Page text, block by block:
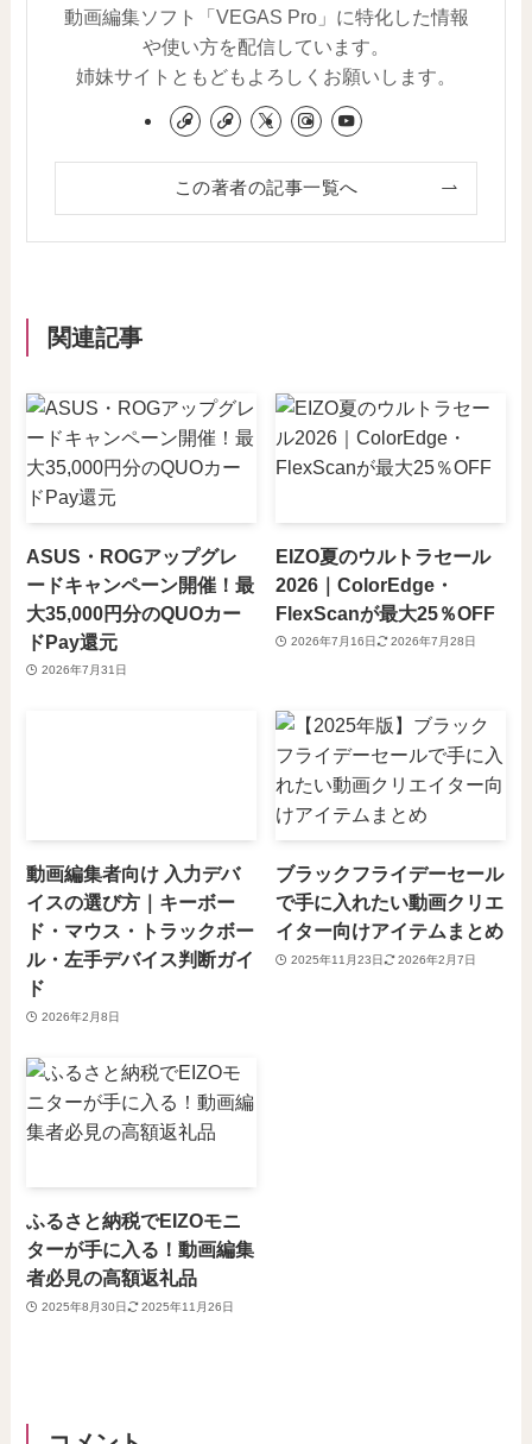
動画編集ソフト「VEGAS Pro」に特化した情報
や使い方を配信しています。
姉妹サイトともどもよろしくお願いします。
この著者の記事一覧へ
関連記事
ASUS・ROGアップグレ
ードキャンペーン開催！最
大35,000円分のQUOカー
ドPay還元
2026年7月31日
EIZO夏のウルトラセール
2026｜ColorEdge・
FlexScanが最大25％OFF
2026年7月16日 2026年7月28日
動画編集者向け 入力デバ
イスの選び方｜キーボー
ド・マウス・トラックボー
ル・左手デバイス判断ガイ
ド
2026年2月8日
ブラックフライデーセール
で手に入れたい動画クリエ
イター向けアイテムまとめ
2025年11月23日 2026年2月7日
ふるさと納税でEIZOモニ
ターが手に入る！動画編集
者必見の高額返礼品
2025年8月30日 2025年11月26日